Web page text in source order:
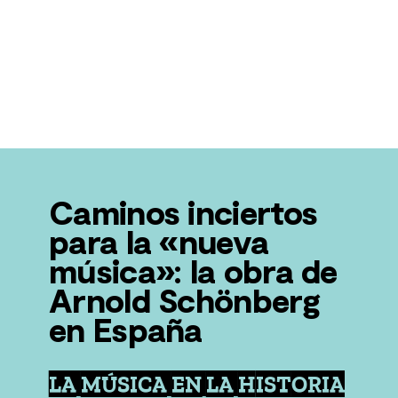
Caminos inciertos
para la «nueva
música»: la obra de
Arnold Schönberg
en España
LA MÚSICA EN LA HISTORIA